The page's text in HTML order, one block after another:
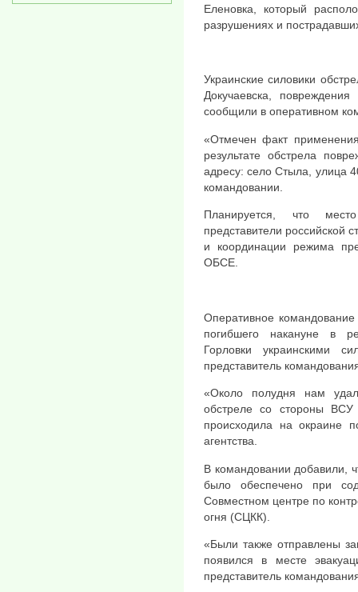
Еленовка, который
разрушениях и
Украинские силовики
Докучаевска,
сообщили в оперативном
«Отмечен факт
результате обстрела
адресу: село Стыла, улица
командовании.
Планируется, что
представители российской
и координации режима
ОБСЕ.
Оперативное
погибшего накануне в
Горловки украинскими
представитель
«Около полудня нам
обстреле со стороны ВСУ
происходила на окраине
агентства.
В командовании добавили,
было обеспечено при
Совместном центре по
огня (СЦКК).
«Были также отправлены
появился в месте
представитель